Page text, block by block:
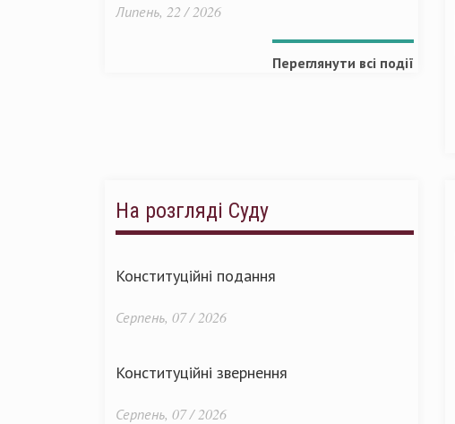
Липень, 22 / 2026
Переглянути всі події
На розгляді Суду
Конституційні подання
Серпень, 07 / 2026
Конституційні звернення
Серпень, 07 / 2026